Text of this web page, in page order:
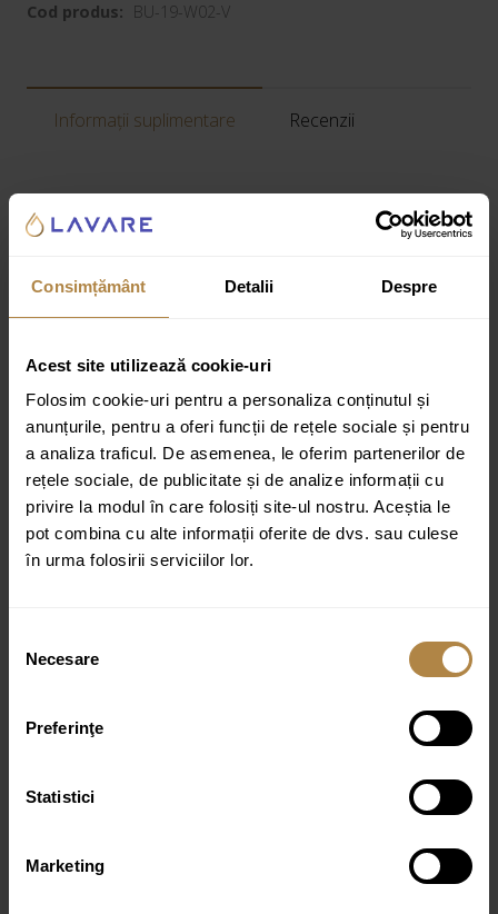
Consimțământ Detalii Despre
Acest site utilizează cookie-uri
Folosim cookie-uri pentru a personaliza conținutul și
anunțurile, pentru a oferi funcții de rețele sociale și pentru
a analiza traficul. De asemenea, le oferim partenerilor de
rețele sociale, de publicitate și de analize informații cu
privire la modul în care folosiți site-ul nostru. Aceștia le
pot combina cu alte informații oferite de dvs. sau culese
în urma folosirii serviciilor lor.
consimțământului
Necesare
Preferinţe
Statistici
Marketing
Cod produs: BU-19-W02-V
Informații suplimentare Recenzii
Greutate:1,79 kg
Dimensiuni:27 × 20 × 10 cm
Specificații tehnice
Înălțime totală 25,8 cm
Mixer ceramic 35 mm
Sistem de asamblare rapidă
Garanție: 3 ani
Culoare:alb / crom
Inclus
click-clack inclus